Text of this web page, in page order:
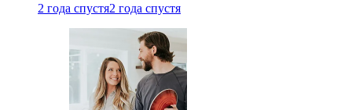
2 года спустя2 года спустя